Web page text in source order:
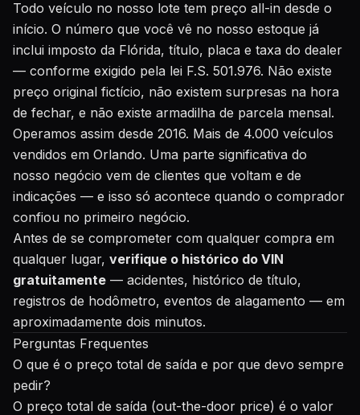
Todo veículo no nosso lote tem preço all-in desde o
início. O número que você vê no nosso estoque já
inclui imposto da Flórida, título, placa e taxa do dealer
— conforme exigido pela lei F.S. 501.976. Não existe
preço original fictício, não existem surpresas na hora
de fechar, e não existe armadilha de parcela mensal.
Operamos assim desde 2016. Mais de 4.000 veículos
vendidos em Orlando. Uma parte significativa do
nosso negócio vem de clientes que voltam e de
indicações — e isso só acontece quando o comprador
confiou no primeiro negócio.
Antes de se comprometer com qualquer compra em
qualquer lugar, verifique o histórico do VIN
gratuitamente — acidentes, histórico de título,
registros de hodômetro, eventos de alagamento — em
aproximadamente dois minutos.
Perguntas Frequentes
O que é o preço total de saída e por que devo sempre
pedir?
O preço total de saída (out-the-door price) é o valor